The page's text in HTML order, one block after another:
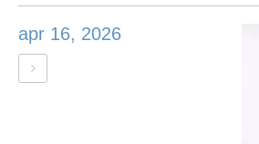
apr 16, 2026